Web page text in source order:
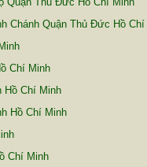
Chánh Quận Thủ Đức Hồ Chí
Chí Minh
Hồ Chí Minh
Hồ Chí Minh
Chí Minh